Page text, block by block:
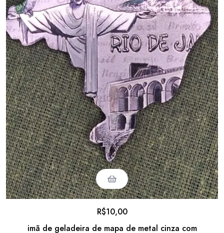
imã de geladeira de mapa de metal cinza com
R$10,00